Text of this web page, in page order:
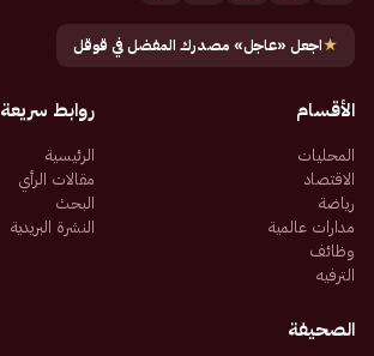
★اجعل «عاجل» مصدرك المفضل في قوقل
الأقسام
المحليات
الاقتصاد
رياضة
مدارات عالمية
وظائف
الترفيه
روابط سريعة
الرئيسية
مقالات الرأي
البحث
النشرة البريدية
الصحيفة